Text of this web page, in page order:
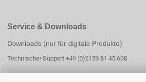
Service & Downloads
Downloads (nur für digitale Produkte)
Technischer Support +49 (0)2159 81 45 608